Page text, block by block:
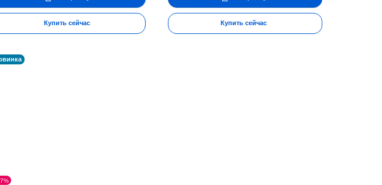
рекомендуется снизить дозировку или полностью прекратить прием продукта на
дозировку. Как правило, повторный курс переносится гораздо легче и не вызывает
Купить сейчас Купить сейчас